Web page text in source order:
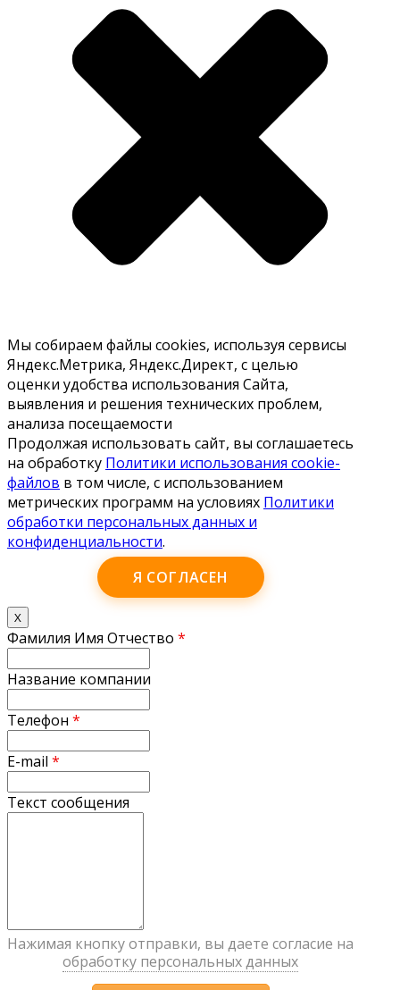
Мы собираем файлы cookies, используя сервисы
Яндекс.Метрика, Яндекс.Директ, с целью
оценки удобства использования Сайта,
выявления и решения технических проблем,
анализа посещаемости
Продолжая использовать сайт, вы соглашаетесь
на обработку Политики использования cookie-
файлов в том числе, с использованием
метрических программ на условиях Политики
обработки персональных данных и
конфиденциальности.
Я СОГЛАСЕН
X
Фамилия Имя Отчество *
Название компании
Телефон *
E-mail *
Текст сообщения
Нажимая кнопку отправки, вы даете согласие на
обработку персональных данных